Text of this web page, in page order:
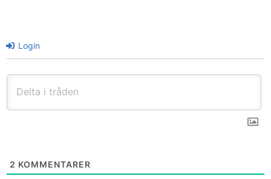
Login
2 KOMMENTARER